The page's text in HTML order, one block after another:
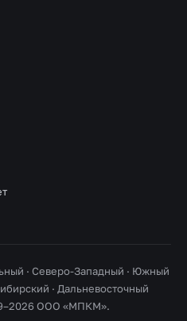
· Северо-Западный · Южный
· Дальневосточный
ООО «МПКМ».